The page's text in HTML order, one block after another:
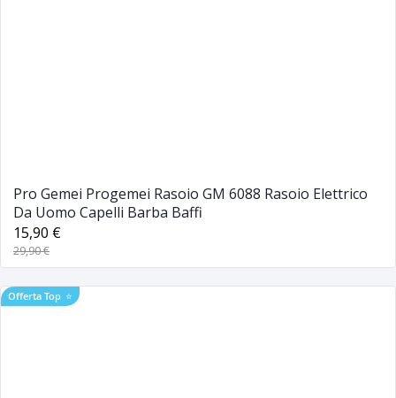
Pro Gemei Progemei Rasoio GM 6088 Rasoio Elettrico
Da Uomo Capelli Barba Baffi
15,90 €
29,90 €
Offerta Top ⭐